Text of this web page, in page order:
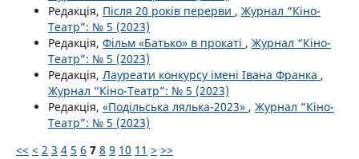
Редакція, Після 20 років перерви , Журнал “Кіно-
Театр”: № 5 (2023)
Редакція, Фільм «Батько» в прокаті , Журнал “Кіно-
Театр”: № 5 (2023)
Редакція, Лауреати конкурсу імені Івана Франка ,
Журнал “Кіно-Театр”: № 5 (2023)
Редакція, «Подільська лялька-2023» , Журнал “Кіно-
Театр”: № 5 (2023)
<< < 2 3 4 5 6 7 8 9 10 11 > >>